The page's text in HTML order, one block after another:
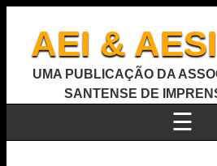
AEI &
UMA PUBLICAÇÃO DA
SANTENSE DE
☰